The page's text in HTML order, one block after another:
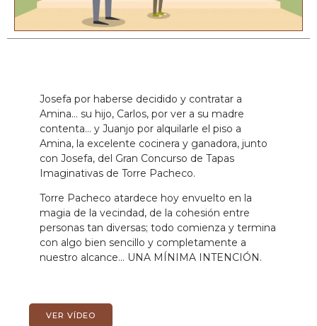
Josefa por haberse decidido y contratar a
Amina… su hijo, Carlos, por ver a su madre
contenta… y Juanjo por alquilarle el piso a
Amina, la excelente cocinera y ganadora, junto
con Josefa, del Gran Concurso de Tapas
Imaginativas de Torre Pacheco.
Torre Pacheco atardece hoy envuelto en la
magia de la vecindad, de la cohesión entre
personas tan diversas; todo comienza y termina
con algo bien sencillo y completamente a
nuestro alcance… UNA MÍNIMA INTENCIÓN.
VER VÍDEO